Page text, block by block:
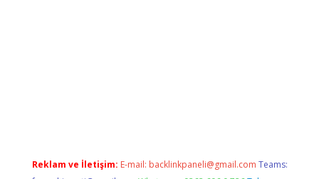
Reklam ve İletişim: E-mail: backlinkpaneli@gmail.com Teams: